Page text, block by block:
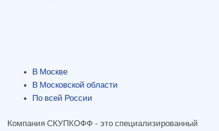
В Москве
В Московской области
По всей России
Компания СКУПКОФФ - это специализированный